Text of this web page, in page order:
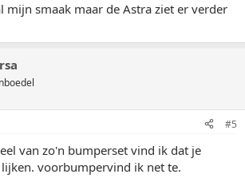
mijn smaak maar de Astra ziet er verder
#5
van zo'n bumperset vind ik dat je
voorbumpervind ik net te.